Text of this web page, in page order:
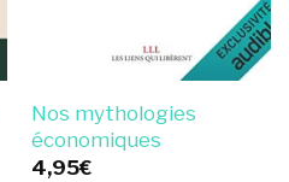
Nos mythologies
économiques
4,95€